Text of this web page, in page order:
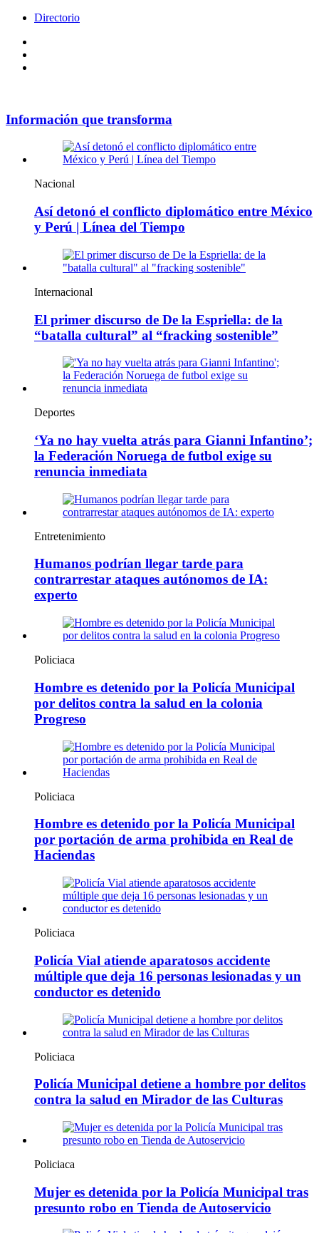
Directorio
Información que transforma
Nacional
Así detonó el conflicto diplomático entre México
y Perú | Línea del Tiempo
Internacional
El primer discurso de De la Espriella: de la
“batalla cultural” al “fracking sostenible”
Deportes
‘Ya no hay vuelta atrás para Gianni Infantino’;
la Federación Noruega de futbol exige su
renuncia inmediata
Entretenimiento
Humanos podrían llegar tarde para
contrarrestar ataques autónomos de IA:
experto
Policiaca
Hombre es detenido por la Policía Municipal
por delitos contra la salud en la colonia
Progreso
Policiaca
Hombre es detenido por la Policía Municipal
por portación de arma prohibida en Real de
Haciendas
Policiaca
Policía Vial atiende aparatosos accidente
múltiple que deja 16 personas lesionadas y un
conductor es detenido
Policiaca
Policía Municipal detiene a hombre por delitos
contra la salud en Mirador de las Culturas
Policiaca
Mujer es detenida por la Policía Municipal tras
presunto robo en Tienda de Autoservicio